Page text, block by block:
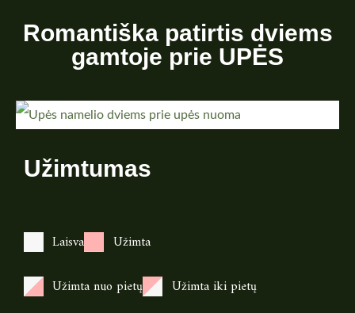
Romantiška patirtis dviems
gamtoje prie UPĖS
Užimtumas
Laisva
Užimta
Užimta nuo pietų
Užimta iki pietų